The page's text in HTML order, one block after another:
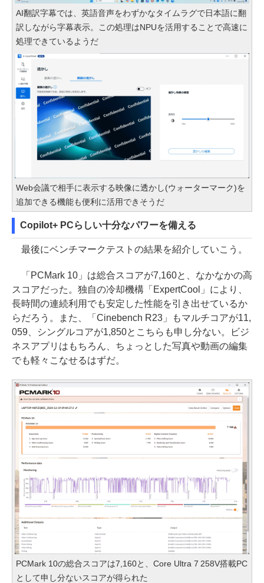
AI翻訳字幕では、英語音声をわずかなタイムラグで日本語に翻
訳しながら字幕表示。この処理はNPUを活用することで高速に
処理できているようだ
Web会議で相手に表示する映像に透かし(ウォーターマーク)を
追加できる機能も便利に活用できそうだ
Copilot+ PCらしい十分なパワーを備える
最後にベンチマークテストの結果を紹介していこう。
「PCMark 10」は総合スコアが7,160と、なかなかの高
スコアだった。独自の冷却機構「ExpertCool」により、
長時間の連続利用でも安定した性能を引き出せているか
らだろう。また、「Cinebench R23」もマルチコアが11,
059、シングルコアが1,850とこちらも申し分ない。ビジ
ネスアプリはもちろん、ちょっとした写真や動画の編集
でも軽々こなせるはずだ。
PCMark 10の総合スコアは7,160と、Core Ultra 7 258V搭載PC
として申し分ないスコアが得られた